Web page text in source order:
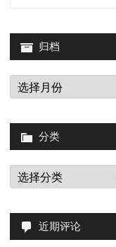
归档
归
档
分类
分
类
近期评论